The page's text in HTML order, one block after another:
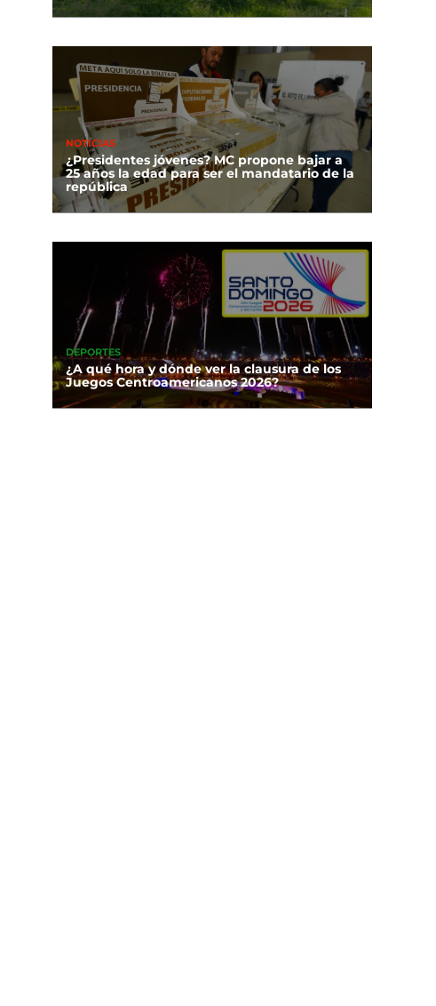
NOTICIAS
¿Presidentes jóvenes? MC propone bajar a
25 años la edad para ser el mandatario de la
república
DEPORTES
¿A qué hora y dónde ver la clausura de los
Juegos Centroamericanos 2026?